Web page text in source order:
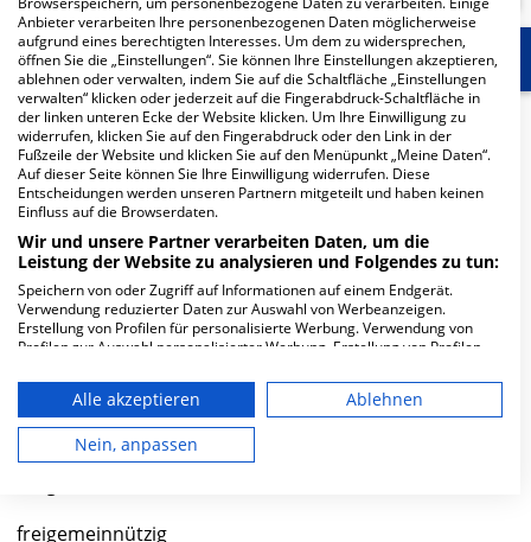
Start Für die Klinik Weitere Fachabteilungen
Herzlich Willkommen
Fachkrankenhaus Bethanien Hochweitzschen in der
Hochweitzschen 1 1 ist ein kleines Krankenhaus in
Großweitzschen . Mit einer Kapazität von 121 Betten
werden in den spezialisierten Fachabteilungen pro Jahr
etwa 1.551 medizinische Fälle behandelt und therapiert.
Weiterlesen
Besuchszeiten
0 bis 23 Uhr
freigemeinnützig
Anbieter verarbeiten Ihre personenbezogenen Daten möglicherweise
aufgrund eines berechtigten Interesses. Um dem zu widersprechen,
öffnen Sie die „Einstellungen“. Sie können Ihre Einstellungen akzeptieren,
ablehnen oder verwalten, indem Sie auf die Schaltfläche „Einstellungen
verwalten“ klicken oder jederzeit auf die Fingerabdruck-Schaltfläche in
der linken unteren Ecke der Website klicken. Um Ihre Einwilligung zu
widerrufen, klicken Sie auf den Fingerabdruck oder den Link in der
Fußzeile der Website und klicken Sie auf den Menüpunkt „Meine Daten“.
Auf dieser Seite können Sie Ihre Einwilligung widerrufen. Diese
Entscheidungen werden unseren Partnern mitgeteilt und haben keinen
Einfluss auf die Browserdaten.
Wir und unsere Partner verarbeiten Daten, um die
Leistung der Website zu analysieren und Folgendes zu tun:
Speichern von oder Zugriff auf Informationen auf einem Endgerät.
Verwendung reduzierter Daten zur Auswahl von Werbeanzeigen.
Erstellung von Profilen für personalisierte Werbung. Verwendung von
Profilen zur Auswahl personalisierter Werbung. Erstellung von Profilen
personalisierter Inhalte. Messung der Werbeleistung. Messung der
Performance von Inhalten. Analyse von Zielgruppen durch Statistiken
oder Kombinationen von Daten aus verschiedenen Quellen. Entwicklung
und Verbesserung der Angebote. Verwendung reduzierter Daten zur
Auswahl von Inhalten.
die USA gesendet werden.
Ihre Einwilligung und die cookie Richtlinie gelten ausschließlich für diese
Alle akzeptieren
Ablehnen
Nein, anpassen